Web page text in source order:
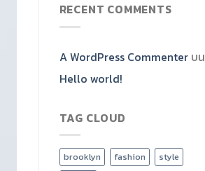
RECENT COMMENTS
A WordPress Commenterบน
Hello world!
TAG CLOUD
brooklyn fashion
style